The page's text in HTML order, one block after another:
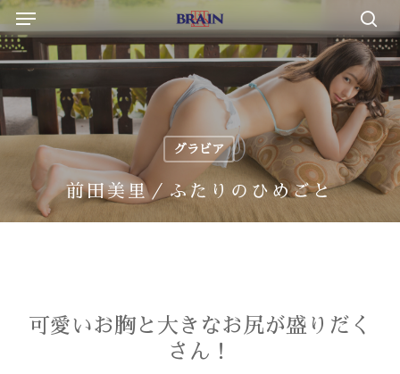
Skip
to
main
Menu
グラビア
前田美里／ふたりのひめごと
可愛いお胸と大きなお尻が盛りだく
さん！